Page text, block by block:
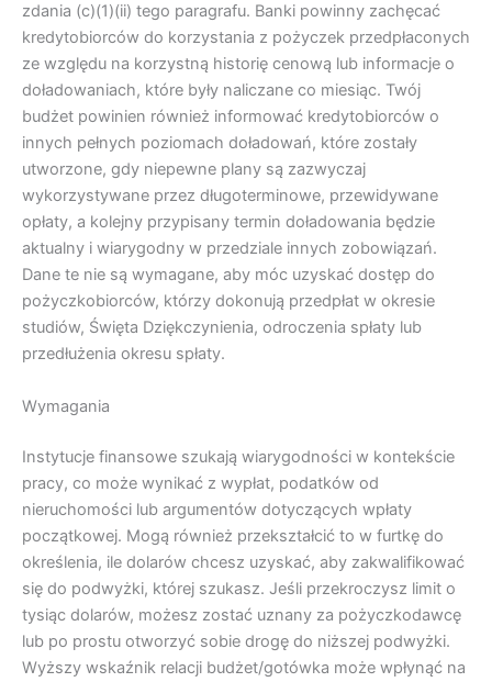
zdania (c)(1)(ii) tego paragrafu. Banki powinny zachęcać
kredytobiorców do korzystania z pożyczek przedpłaconych
ze względu na korzystną historię cenową lub informacje o
doładowaniach, które były naliczane co miesiąc. Twój
budżet powinien również informować kredytobiorców o
innych pełnych poziomach doładowań, które zostały
utworzone, gdy niepewne plany są zazwyczaj
wykorzystywane przez długoterminowe, przewidywane
opłaty, a kolejny przypisany termin doładowania będzie
aktualny i wiarygodny w przedziale innych zobowiązań.
Dane te nie są wymagane, aby móc uzyskać dostęp do
pożyczkobiorców, którzy dokonują przedpłat w okresie
studiów, Święta Dziękczynienia, odroczenia spłaty lub
przedłużenia okresu spłaty.
Wymagania
Instytucje finansowe szukają wiarygodności w kontekście
pracy, co może wynikać z wypłat, podatków od
nieruchomości lub argumentów dotyczących wpłaty
początkowej. Mogą również przekształcić to w furtkę do
określenia, ile dolarów chcesz uzyskać, aby zakwalifikować
się do podwyżki, której szukasz. Jeśli przekroczysz limit o
tysiąc dolarów, możesz zostać uznany za pożyczkodawcę
lub po prostu otworzyć sobie drogę do niższej podwyżki.
Wyższy wskaźnik relacji budżet/gotówka może wpłynąć na